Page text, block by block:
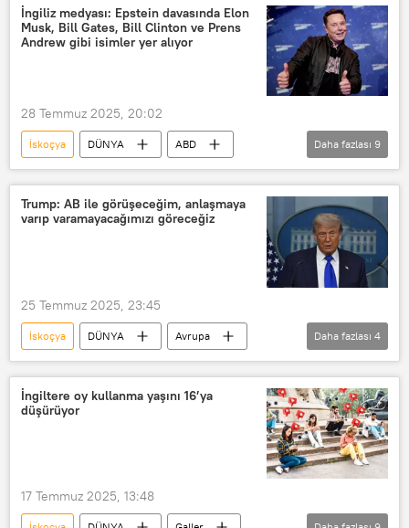
El Salvador
Keir Starmer
İngiltere
Londra Belediyesi
İngiliz medyası: Epstein davasında Elon
Musk, Bill Gates, Bill Clinton ve Prens
Andrew gibi isimler yer alıyor
28 Temmuz 2025, 20:02
İskoçya DÜNYA
ABD
Daily Mail
Daily Mail gazetesi
Elon Musk
Ghislaine Maxwell
Bill Gates
Florida
ABD
Daha fazlası 9
Trump: AB ile görüşeceğim, anlaşmaya
varıp varamayacağımızı göreceğiz
25 Temmuz 2025, 23:45
İskoçya DÜNYA
Avrupa
Donald Trump
ABD
Avrupa Birliği
Daha fazlası 4
İngiltere oy kullanma yaşını 16’ya
düşürüyor
17 Temmuz 2025, 13:48